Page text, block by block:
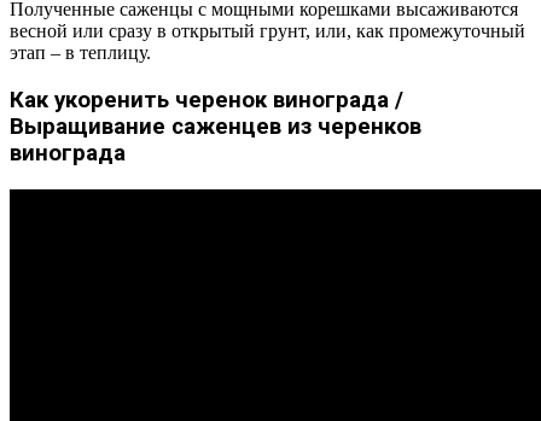
Полученные саженцы с мощными корешками высаживаются
весной или сразу в открытый грунт, или, как промежуточный
этап – в теплицу.
Как укоренить черенок винограда /
Выращивание саженцев из черенков
винограда